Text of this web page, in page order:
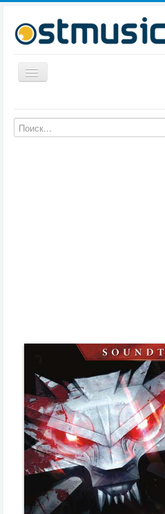
Включить/выключить навигацию
Музыка из мультфильмов